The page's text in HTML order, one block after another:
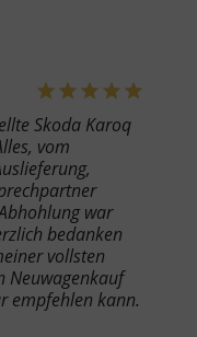
Skoda Karoq
vom
war
bedanken
vollsten
Neuwagenkauf
empfehlen kann.